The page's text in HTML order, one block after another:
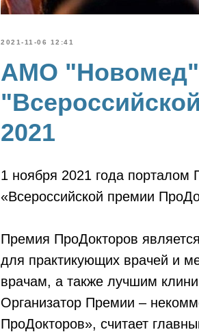
2021-11-06 12:41
АМО "Новомед"
2021
1 ноября 2021 года порталом
«Всероссийской премии
Премия ПроДокторов
для практикующих врачей и
врачам, а также лучшим
Организатор Премии –
ПроДокторов», считает